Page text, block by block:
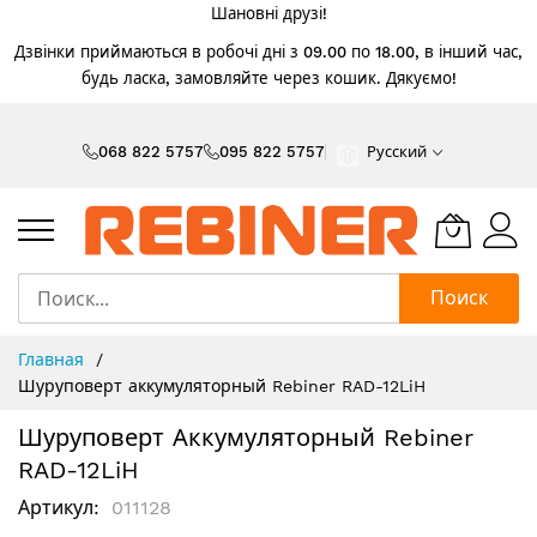
Шановні друзі!
Дзвінки приймаються в робочі дні з 09.00 по 18.00, в інший час,
будь ласка, замовляйте через кошик. Дякуємо!
068 822 5757 095 822 5757 Русский
Поиск
Главная
Шуруповерт аккумуляторный Rebiner RAD-12LiH
Шуруповерт Аккумуляторный Rebiner
RAD-12LiH
Артикул 011128